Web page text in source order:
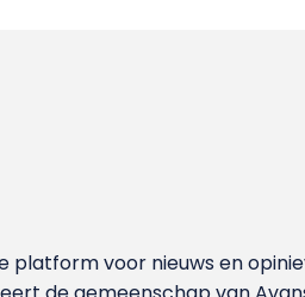
platform voor nieuws en